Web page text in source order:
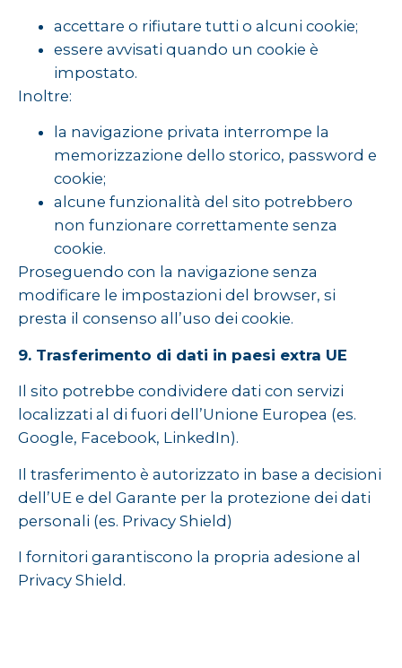
accettare o rifiutare tutti o alcuni cookie;
essere avvisati quando un cookie è
impostato.
Inoltre:
la navigazione privata interrompe la
memorizzazione dello storico, password e
cookie;
alcune funzionalità del sito potrebbero
non funzionare correttamente senza
cookie.
Proseguendo con la navigazione senza
modificare le impostazioni del browser, si
presta il consenso all’uso dei cookie.
9. Trasferimento di dati in paesi extra UE
Il sito potrebbe condividere dati con servizi
localizzati al di fuori dell’Unione Europea (es.
Google, Facebook, LinkedIn).
Il trasferimento è autorizzato in base a decisioni
dell’UE e del Garante per la protezione dei dati
personali (es. Privacy Shield)
I fornitori garantiscono la propria adesione al
Privacy Shield.